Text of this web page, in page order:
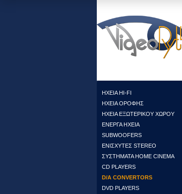
HXEIA HI-FI
ΗΧΕΙΑ ΟΡΟΦΗΣ
HXEIA ΕΞΩΤΕΡΙΚΟΥ ΧΩΡΟΥ
ENEΡΓΑ ΗΧΕΙΑ
SUBWOOFERS
ΕΝΙΣΧΥΤΕΣ STEREO
ΣΥΣΤΗΜΑΤΑ HOME CINEMA
CD PLAYERS
D/A CONVERTORS
DVD PLAYERS